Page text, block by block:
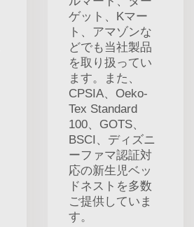
ゲット、Kマー
ト、アマゾンな
どでも当社製品
を取り扱ってい
ます。また、
CPSIA、Oeko-
Tex Standard
100、GOTS、
BSCI、ディズニ
ーファマ認証対
応の新生児ベッ
ドネストを多数
ご提供していま
す。